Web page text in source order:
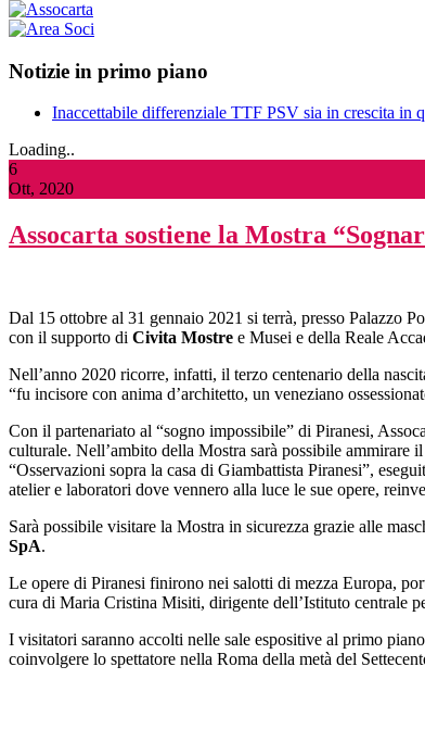
Notizie in primo piano
Inaccettabile differenziale TTF PSV sia in crescita in
Loading..
6
Ott, 2020
Assocarta sostiene la Mostra
Dal 15 ottobre al 31 gennaio 2021 si terrà, presso Palazzo
con il supporto di Civita Mostre e Musei e della Reale
Nell’anno 2020 ricorre, infatti, il terzo centenario della
“fu incisore con anima d’architetto, un veneziano
Con il partenariato al “sogno impossibile” di Piranesi,
culturale. Nell’ambito della Mostra sarà possibile ammirare
“Osservazioni sopra la casa di Giambattista Piranesi”,
atelier e laboratori dove vennero alla luce le sue opere,
Sarà possibile visitare la Mostra in sicurezza grazie alle
SpA.
Le opere di Piranesi finirono nei salotti di mezza Europa,
cura di Maria Cristina Misiti, dirigente dell’Istituto centrale
I visitatori saranno accolti nelle sale espositive al primo
coinvolgere lo spettatore nella Roma della metà del